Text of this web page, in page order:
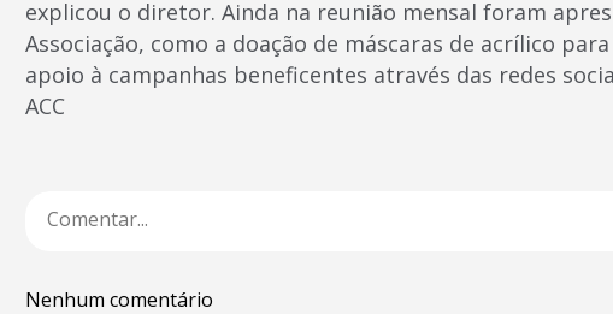
explicou o diretor. Ainda na reunião mensal foram
Associação, como a doação de máscaras de acrílico
apoio à campanhas beneficentes através das redes
ACC
Nenhum comentário